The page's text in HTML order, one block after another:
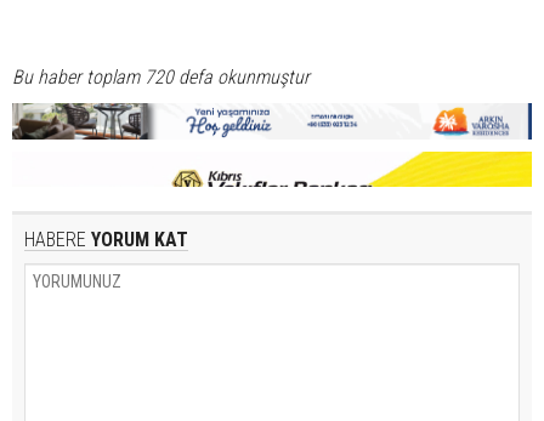
Bu haber toplam 720 defa okunmuştur
HABERE YORUM KAT